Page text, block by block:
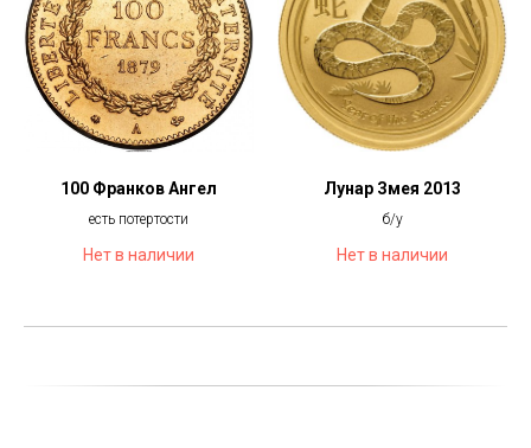
100 Франков Ангел
есть потертости
Нет в наличии
Лунар Змея 2013
б/у
Нет в наличии